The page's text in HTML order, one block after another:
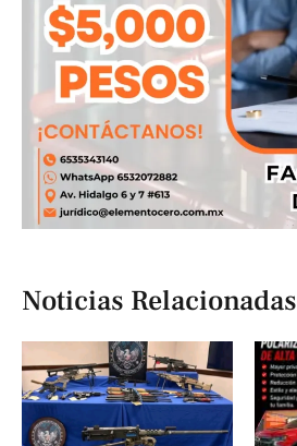
Noticias Relacionadas